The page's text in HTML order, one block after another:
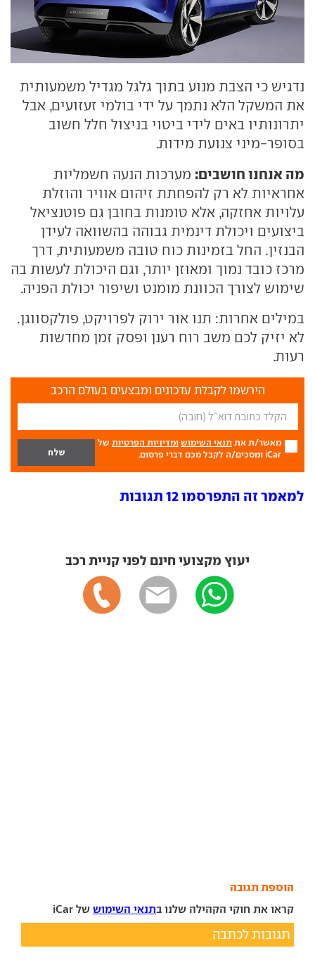
נדגיש כי הצבת מנוע בתוך גלגל מגדיל משמעותית
את המשקל הלא נתמך על ידי בולמי זעזועים, אבל
יתרונותיו באים לידי ביטוי בניצול חלל חשוב
בסופר-מיני צנועת מידות.
מה אנחנו חושבים: מערכות הנעה חשמליות
אחראיות לא רק להפחתת זיהום אוויר והוזלת
עלויות אחזקה, אלא טומנות בחובן גם פוטנציאל
ביצועים ויכולת דינמית גבוהה בהשוואה לעידן
הבנזין. החל בזמינות כוח טובה משמעותית, דרך
מרכז כובד נמוך ומאוזן יותר, וגם היכולת לעשות בה
שימוש לצורך הכוונת מומנט ושיפור יכולת הפניה.
במילים אחרות: תנו אור ירוק לפרויקט, פולקסווגן.
לא יזיק לכם משב רוח רענן ופסק זמן מחדשות
רעות.
הירשמו לקבלת עדכונים ומבצעים בעולם הרכב
מאשר/ת את תנאי השימוש ומדיניות הפרטיות של
iCar ומסכים/ה לקבל מכם דברי פרסום.
למאמר זה התפרסמו 12 תגובות
יעוץ מקצועי חינם לפני קניית רכב
הוספת תגובה
קראו את חוקי הקהילה שלנו בתנאי השימוש של iCar
תגובות לכתבה